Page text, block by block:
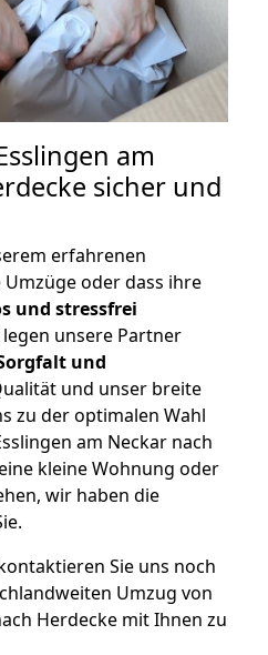
am
sicher und
erfahrenen
oder dass ihre
und stressfrei
unsere Partner
und
und unser breite
zu der optimalen Wahl
am Neckar nach
kleine Wohnung oder
wir haben die
Sie uns noch
Umzug von
Herdecke mit Ihnen zu